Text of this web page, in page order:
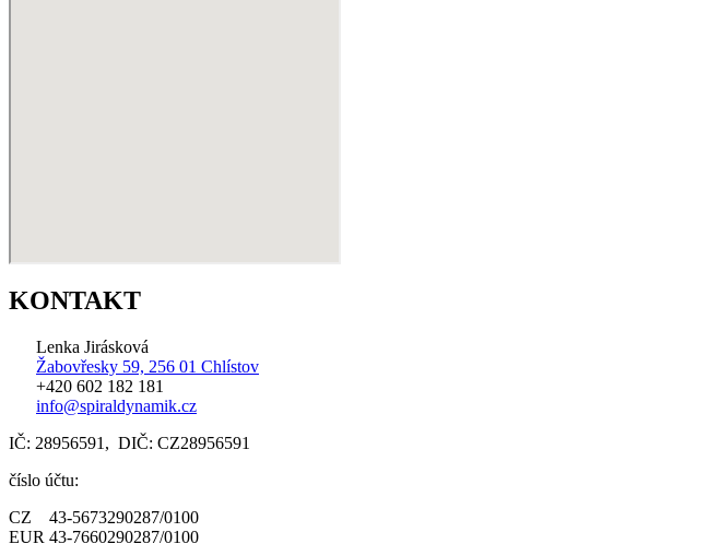
KONTAKT
Lenka Jirásková
Žabovřesky 59, 256 01 Chlístov
+420 602 182 181
info@spiraldynamik.cz
IČ: 28956591, DIČ: CZ28956591
číslo účtu:
CZ 43-5673290287/0100
EUR 43-7660290287/0100